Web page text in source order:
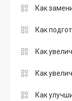
Как
Как
Как
Как
Как